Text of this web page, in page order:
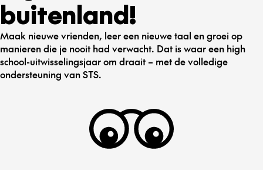
buitenland!
Maak nieuwe vrienden, leer een nieuwe taal en groei op
manieren die je nooit had verwacht. Dat is waar een high
school-uitwisselingsjaar om draait – met de volledige
ondersteuning van STS.